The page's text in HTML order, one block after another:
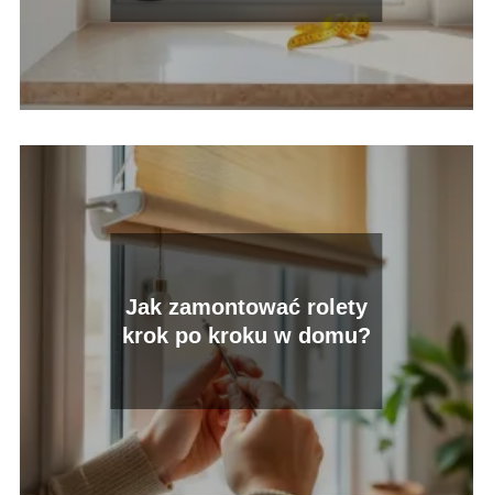
Jak zamontować rolety
krok po kroku w domu?